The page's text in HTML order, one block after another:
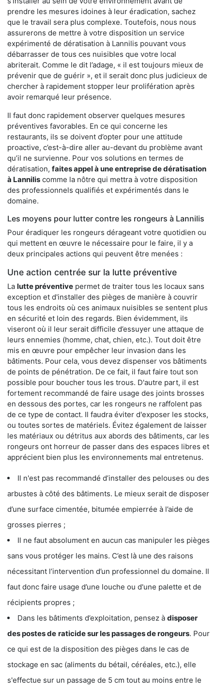
prendre les mesures idoines à leur éradication, sachez
que le travail sera plus complexe. Toutefois, nous nous
assurerons de mettre à votre disposition un service
expérimenté de dératisation à Lannilis pouvant vous
débarrasser de tous ces nuisibles que votre local
abriterait. Comme le dit l’adage, « il est toujours mieux de
prévenir que de guérir », et il serait donc plus judicieux de
chercher à rapidement stopper leur prolifération après
avoir remarqué leur présence.
Il faut donc rapidement observer quelques mesures
préventives favorables. En ce qui concerne les
restaurants, ils se doivent d’opter pour une attitude
proactive, c’est-à-dire aller au-devant du problème avant
qu’il ne survienne. Pour vos solutions en termes de
dératisation, faites appel à une entreprise de dératisation
à Lannilis comme la nôtre qui mettra à votre disposition
des professionnels qualifiés et expérimentés dans le
domaine.
Les moyens pour lutter contre les rongeurs à Lannilis
Pour éradiquer les rongeurs dérageant votre quotidien ou
qui mettent en œuvre le nécessaire pour le faire, il y a
deux principales actions qui peuvent être menées :
Une action centrée sur la lutte préventive
La lutte préventive permet de traiter tous les locaux sans
exception et d'installer des pièges de manière à couvrir
tous les endroits où ces animaux nuisibles se sentent plus
en sécurité et loin des regards. Bien évidemment, ils
viseront où il leur serait difficile d’essuyer une attaque de
leurs ennemies (homme, chat, chien, etc.). Tout doit être
mis en œuvre pour empêcher leur invasion dans les
bâtiments. Pour cela, vous devez dispenser vos bâtiments
de points de pénétration. De ce fait, il faut faire tout son
possible pour boucher tous les trous. D'autre part, il est
fortement recommandé de faire usage des joints brosses
en dessous des portes, car les rongeurs ne raffolent pas
de ce type de contact. Il faudra éviter d'exposer les stocks,
ou toutes sortes de matériels. Évitez également de laisser
les matériaux ou détritus aux abords des bâtiments, car les
rongeurs ont horreur de passer dans des espaces libres et
apprécient bien plus les environnements mal entretenus.
Il n'est pas recommandé d’installer des pelouses ou des
arbustes à côté des bâtiments. Le mieux serait de disposer
d’une surface cimentée, bitumée empierrée à l’aide de
grosses pierres ;
Il ne faut absolument en aucun cas manipuler les pièges
sans vous protéger les mains. C’est là une des raisons
nécessitant l’intervention d’un professionnel du domaine. Il
faut donc faire usage d’une louche ou d'une palette et de
récipients propres ;
Dans les bâtiments d’exploitation, pensez à disposer
des postes de raticide sur les passages de rongeurs. Pour
ce qui est de la disposition des pièges dans le cas de
stockage en sac (aliments du bétail, céréales, etc.), elle
s'effectue sur un passage de 5 cm tout au moins entre le